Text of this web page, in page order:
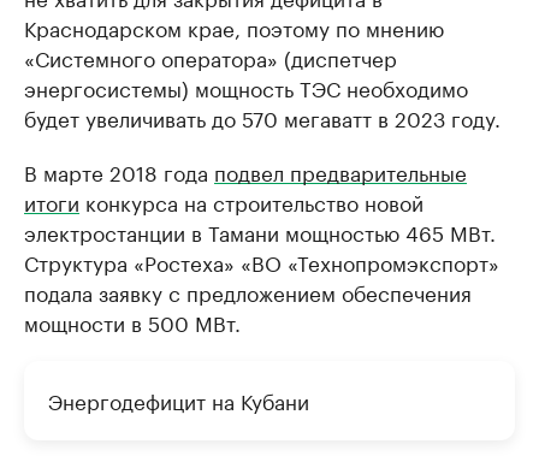
Краснодарском крае, поэтому по мнению
«Системного оператора» (диспетчер
энергосистемы) мощность ТЭС необходимо
будет увеличивать до 570 мегаватт в 2023 году.
В марте 2018 года подвел предварительные
итоги конкурса на строительство новой
электростанции в Тамани мощностью 465 МВт.
Структура «Ростеха» «ВО «Технопромэкспорт»
подала заявку с предложением обеспечения
мощности в 500 МВт.
Энергодефицит на Кубани